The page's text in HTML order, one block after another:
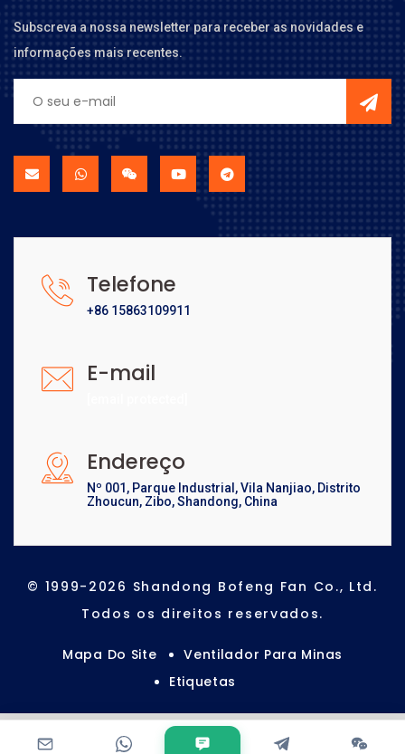
Subscreva a nossa newsletter para receber as novidades e
informações mais recentes.
Telefone
+86 15863109911
E-mail
Endereço
Nº 001, Parque Industrial, Vila Nanjiao, Distrito
Zhoucun, Zibo, Shandong, China
© 1999-2026 Shandong Bofeng Fan Co., Ltd.
Todos os direitos reservados.
Mapa Do Site
Ventilador Para Minas
Etiquetas